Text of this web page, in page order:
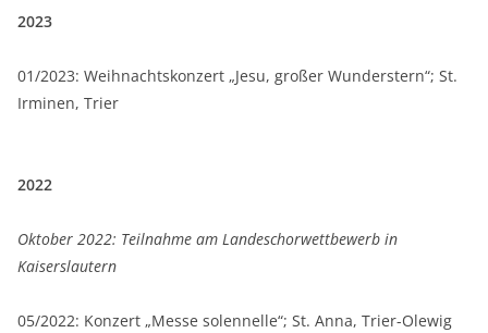
2023
01/2023: Weihnachtskonzert „Jesu, großer Wunderstern“; St.
Irminen, Trier
2022
Oktober 2022: Teilnahme am Landeschorwettbewerb in
Kaiserslautern
05/2022: Konzert „Messe solennelle“; St. Anna, Trier-Olewig